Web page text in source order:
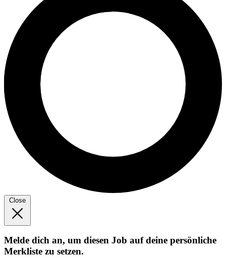
Close
Melde dich an, um diesen Job auf deine persönliche
Merkliste zu setzen.